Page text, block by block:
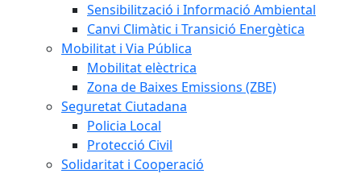
Sensibilització i Informació Ambiental
Canvi Climàtic i Transició Energètica
Mobilitat i Via Pública
Mobilitat elèctrica
Zona de Baixes Emissions (ZBE)
Seguretat Ciutadana
Policia Local
Protecció Civil
Solidaritat i Cooperació